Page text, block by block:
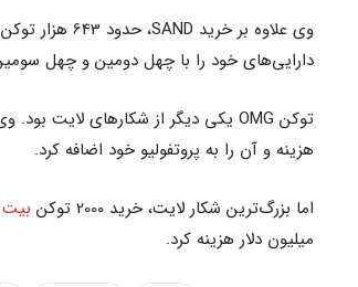
دارایی‌های خود را با چهل دومین و چهل سومین
هزینه و آن را به پروتفولیو خود اضافه کرد.
اما بزرگ‌ترین شکار لایت، خرید 2000 توکن
میلیون دلار هزینه کرد.